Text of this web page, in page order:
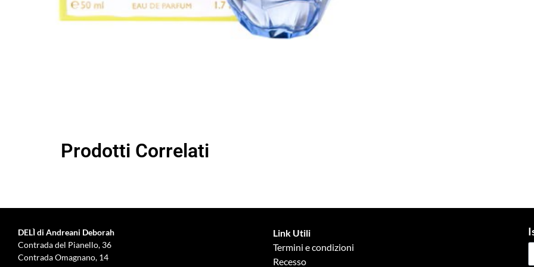
Prodotti Correlati
DELÌ di Andreani Deborah
Contrada del Pianello, 36
Contrada Omagnano, 14
Link Utili
Termini e condizioni
Recesso